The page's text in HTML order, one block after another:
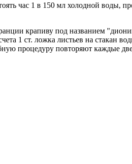
час 1 в 150 мл холодной воды,
крапиву под названием
1 ст. ложка листьев на стакан
процедуру повторяют каждые